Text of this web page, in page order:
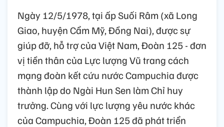
Ngày 12/5/1978, tại ấp Suối Râm (xã Long
Giao, huyện Cẩm Mỹ, Đồng Nai), được sự
giúp đỡ, hỗ trợ của Việt Nam, Đoàn 125 - đơn
vị tiền thân của Lực lượng Vũ trang cách
mạng đoàn kết cứu nước Campuchia được
thành lập do Ngài Hun Sen làm Chỉ huy
trưởng. Cùng với lực lượng yêu nước khác
của Campuchia, Đoàn 125 đã phát triển